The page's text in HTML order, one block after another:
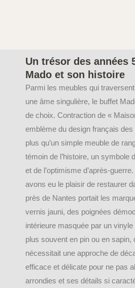
Un trésor des années
Mado et son histoire
Parmi les meubles qui
une âme singulière, le buffet
de choix. Contraction de «
emblème du design français
plus qu’un simple meuble de
témoin de l’histoire, un symbole
et de l’optimisme d’après-
avons eu le plaisir de restaurer
près de Nantes portait les
vernis jauni, des poignées
intérieure masquée par un
plus souvent en pin ou en sapin,
nécessitait une approche de
efficace et délicate pour ne pas
arrondies et ses détails si